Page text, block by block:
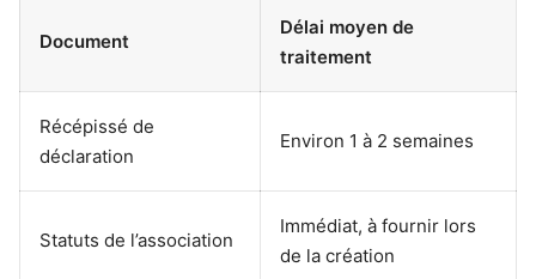
Document
Délai moyen de
traitement
Récépissé de
déclaration
Environ 1 à 2 semaines
Statuts de l’association
Immédiat, à fournir lors
de la création